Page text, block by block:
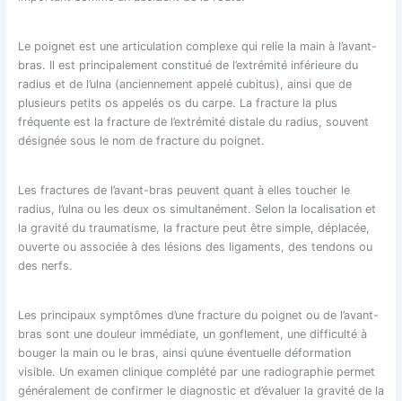
Le poignet est une articulation complexe qui relie la main à l’avant-
bras. Il est principalement constitué de l’extrémité inférieure du
radius et de l’ulna (anciennement appelé cubitus), ainsi que de
plusieurs petits os appelés os du carpe. La fracture la plus
fréquente est la fracture de l’extrémité distale du radius, souvent
désignée sous le nom de fracture du poignet.
Les fractures de l’avant-bras peuvent quant à elles toucher le
radius, l’ulna ou les deux os simultanément. Selon la localisation et
la gravité du traumatisme, la fracture peut être simple, déplacée,
ouverte ou associée à des lésions des ligaments, des tendons ou
des nerfs.
Les principaux symptômes d’une fracture du poignet ou de l’avant-
bras sont une douleur immédiate, un gonflement, une difficulté à
bouger la main ou le bras, ainsi qu’une éventuelle déformation
visible. Un examen clinique complété par une radiographie permet
généralement de confirmer le diagnostic et d’évaluer la gravité de la